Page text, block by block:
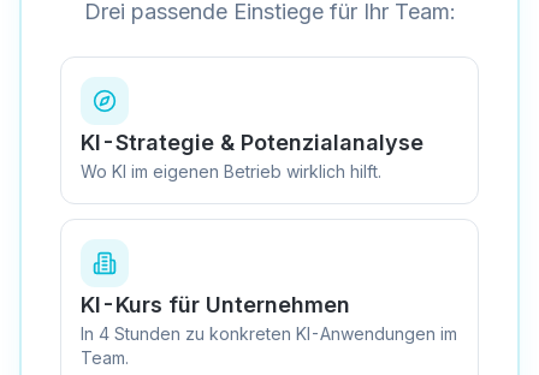
Drei passende Einstiege für Ihr Team:
KI-Strategie & Potenzialanalyse
Wo KI im eigenen Betrieb wirklich hilft.
KI-Kurs für Unternehmen
In 4 Stunden zu konkreten KI-Anwendungen im
Team.